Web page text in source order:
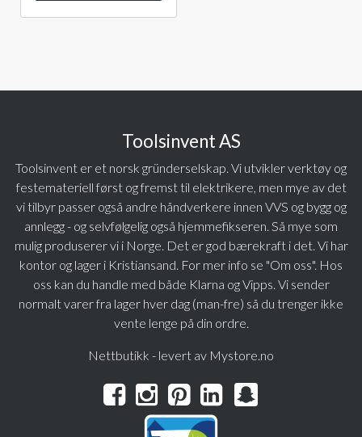
Toolsinvent AS
Toolsinvent er et norsk gründerselskap. Vi utvikler verktøy og
festemateriell først og fremst til elektrikere, men mye av det
vi tilbyr passer også andre håndverkere innen VVS og bygg og
annlegg - og selvfølgelig også hjemmefikseren. Så mye som
mulig produserer vi i Norge. Det er god bærekraft i det. Vi har
kontor og lager i Kristiansand. For mer info se "Om oss". Hos
oss kan du handle med både Klarna og Vipps. Vi sender
normalt varer fra lager hver dag (man-fre) så du trenger ikke
vente lenge på din ordre.
Nettbutikk - levert av Mystore.no